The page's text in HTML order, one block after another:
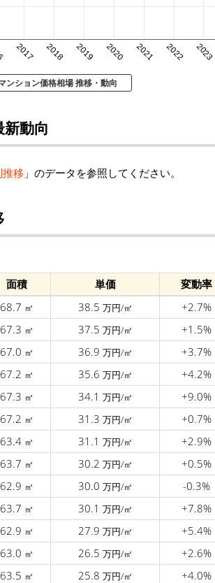
2017 2018 2019 2020 2021 2022 2023
ンション価格相場 推移・動向
動向
移 」のデータを参照してください。
面積 単価 変動率
68.7 ㎡ 38.5 万円/㎡ +2.7%
67.3 ㎡ 37.5 万円/㎡ +1.5%
67.0 ㎡ 36.9 万円/㎡ +3.7%
67.2 ㎡ 35.6 万円/㎡ +4.2%
67.3 ㎡ 34.1 万円/㎡ +9.0%
67.2 ㎡ 31.3 万円/㎡ +0.7%
63.4 ㎡ 31.1 万円/㎡ +2.9%
63.7 ㎡ 30.2 万円/㎡ +0.5%
62.9 ㎡ 30.0 万円/㎡ -0.3%
63.7 ㎡ 30.1 万円/㎡ +7.8%
62.9 ㎡ 27.9 万円/㎡ +5.4%
63.0 ㎡ 26.5 万円/㎡ +2.6%
63.5 ㎡ 25.8 万円/㎡ +4.0%